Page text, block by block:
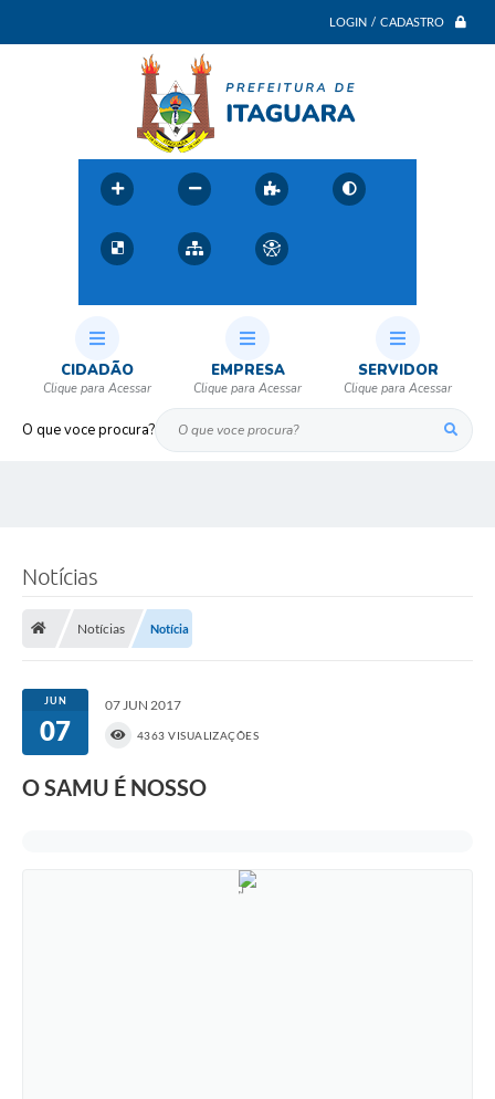
LOGIN / CADASTRO
O que voce procura?
CIDADÃO EMPRESA SERVIDOR
Notícias
Notícias Notícia
JUN
07
07 JUN 2017
4363 VISUALIZAÇÕES
O SAMU É NOSSO